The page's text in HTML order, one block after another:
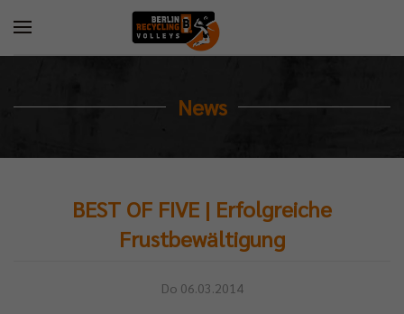
News
BEST OF FIVE | Erfolgreiche
Frustbewältigung
Do 06.03.2014